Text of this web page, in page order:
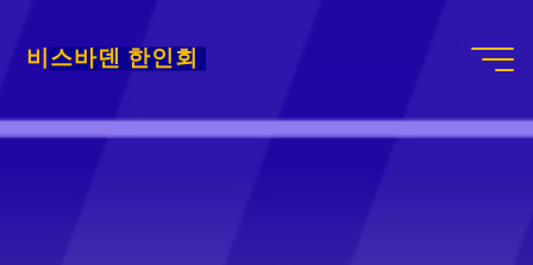
비스바덴 한인회